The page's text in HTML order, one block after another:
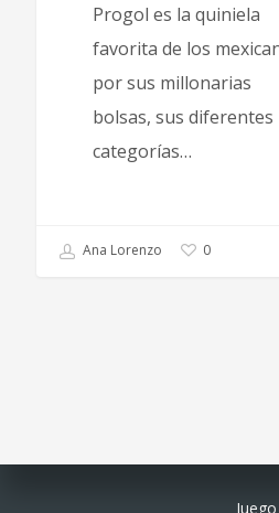
Progol es la quiniela
favorita de los
por sus millonarias
bolsas, sus diferentes
categorías…
Ana Lorenzo 0